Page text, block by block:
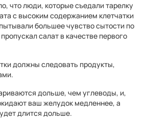
что люди, которые съедали тарелку
с высоким содержанием клетчатки
большее чувство сытости по
салат в качестве первого
должны следовать продукты,
дольше, чем углеводы, и,
ваш желудок медленнее, а
длится дольше.